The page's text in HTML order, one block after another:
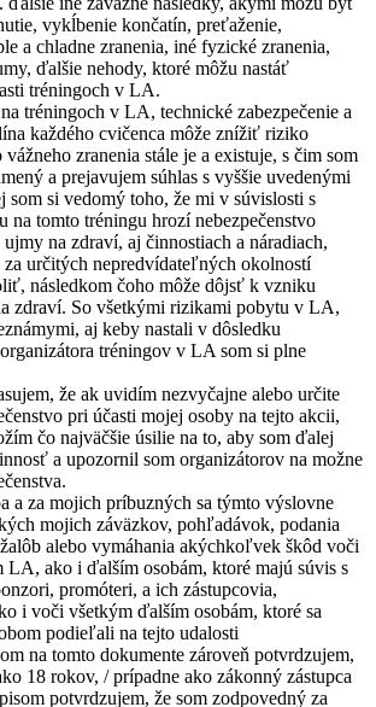
vykĺbenie končatín, preťaženie,
a chladne zranenia, iné fyzické zranenia,
ďalšie nehody, ktoré môžu nastáť
tréningoch v LA.
tréningoch v LA, technické zabezpečenie a
každého cvičenca môže znížiť riziko
zranenia stále je a existuje, s čim som
a prejavujem súhlas s vyššie uvedenými
som si vedomý toho, že mi v súvislosti s
na tomto tréningu hrozí nebezpečenstvo
na zdraví, aj činnostiach a náradiach,
za určitých nepredvídateľných okolností
následkom čoho môže dôjsť k vzniku
zdraví. So všetkými rizikami pobytu v LA,
aj keby nastali v dôsledku
tréningov v LA som si plne
že ak uvidím nezvyčajne alebo určite
pri účasti mojej osoby na tejto akcii,
čo najväčšie úsilie na to, aby som ďalej
a upozornil som organizátorov na možne
a za mojich príbuzných sa týmto výslovne
mojich záväzkov, pohľadávok, podania
alebo vymáhania akýchkoľvek škôd voči
LA, ako i ďalším osobám, ktoré majú súvis s
promóteri, a ich zástupcovia,
i voči všetkým ďalším osobám, ktoré sa
podieľali na tejto udalosti
na tomto dokumente zároveň potvrdzujem,
18 rokov, / prípadne ako zákonný zástupca
potvrdzujem, že som zodpovedný za